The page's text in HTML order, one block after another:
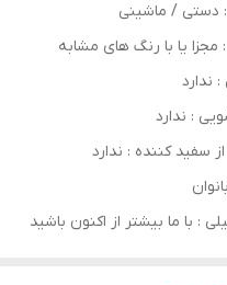
دستی / ماشینی
یا با رنگ های مشابه
ندارد
: ندارد
سفید کننده : ندارد
: با ما بیشتر از اکنون باشید